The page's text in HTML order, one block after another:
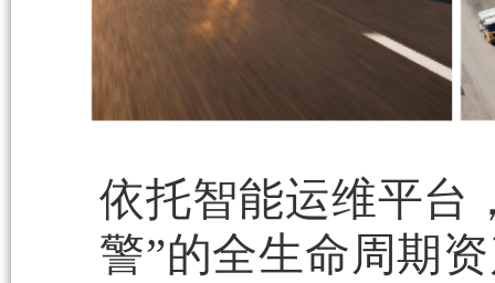
依托智能运维平台
警”的全生命周期